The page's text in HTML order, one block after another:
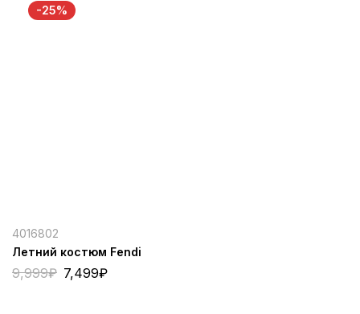
-25%
4016802
Летний костюм Fendi
9,999₽ 7,499₽